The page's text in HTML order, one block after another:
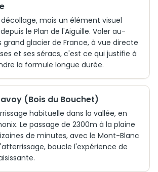
mais un élément visuel
le Plan de l'Aiguille. Voler au-
grand glacier de France, à vue directe
et ses séracs, c'est ce qui justifie à
la formule longue durée.
(Bois du Bouchet)
habituelle dans la vallée, en
Le passage de 2300m à la plaine
de minutes, avec le Mont-Blanc
boucle l'expérience de